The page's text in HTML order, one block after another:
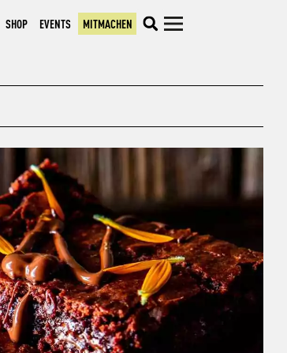
SHOP EVENTS MITMACHEN